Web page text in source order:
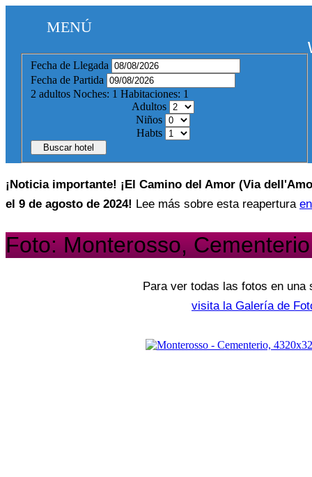
MENÚ
Fecha de Llegada
Fecha de Partida
2 adultos Noches: 1 Habitaciones: 1
Adultos
Niños
Habts
Buscar hotel
¡Noticia importante! ¡El Camino del Amor (Via
el 9 de agosto de 2024! Lee más sobre esta reapertura
Foto: Monterosso, Cementerio
Para ver todas las fotos en una
visita la Galería de